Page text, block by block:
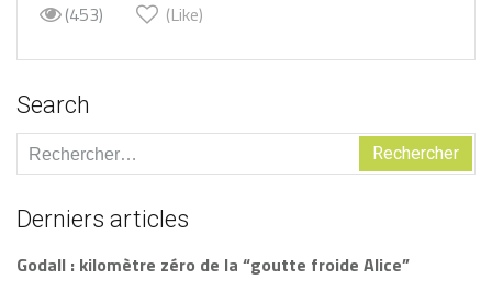
(453) (Like)
Search
Rechercher :
Derniers articles
Godall : kilomètre zéro de la “goutte froide Alice”